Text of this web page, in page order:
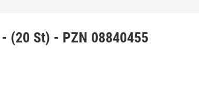
(20 St) - PZN 08840455